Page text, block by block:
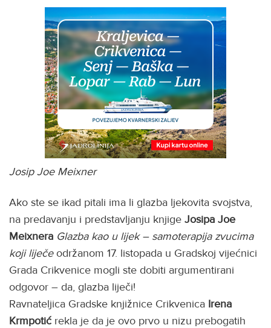
Josip Joe Meixner
Ako ste se ikad pitali ima li glazba ljekovita svojstva,
na predavanju i predstavljanju knjige Josipa Joe
Meixnera Glazba kao u lijek – samoterapija zvucima
koji liječeodržanom 17. listopada u Gradskoj vijećnici
Grada Crikvenice mogli ste dobiti argumentirani
odgovor – da, glazba liječi!
Ravnateljica Gradske knjižnice Crikvenica Irena
Krmpotićrekla je da je ovo prvo u nizu prebogatih